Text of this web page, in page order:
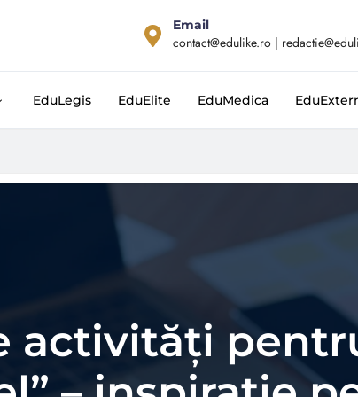
Email
contact@edulike.ro |
EduLegis EduElite EduMedica
activități